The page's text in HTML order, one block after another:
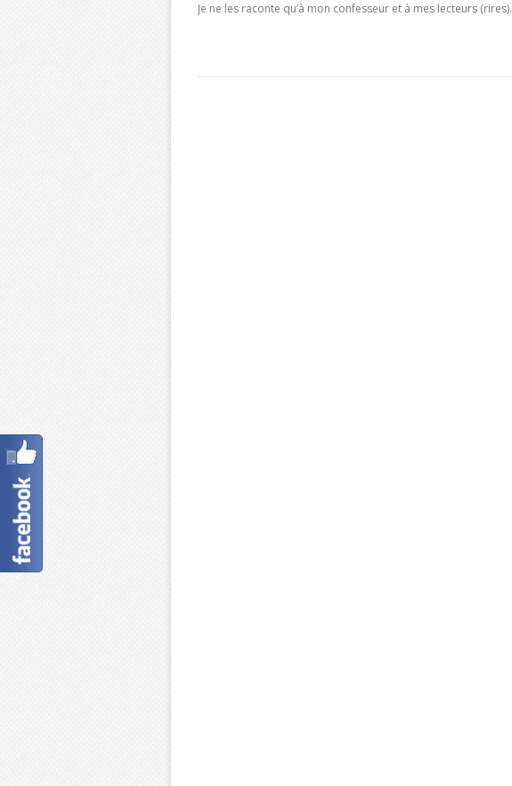
Je ne les raconte qu’à mon confesseur et à mes lecteurs (rires).